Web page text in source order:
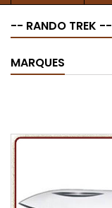
-- RANDO TREK --
MARQUES